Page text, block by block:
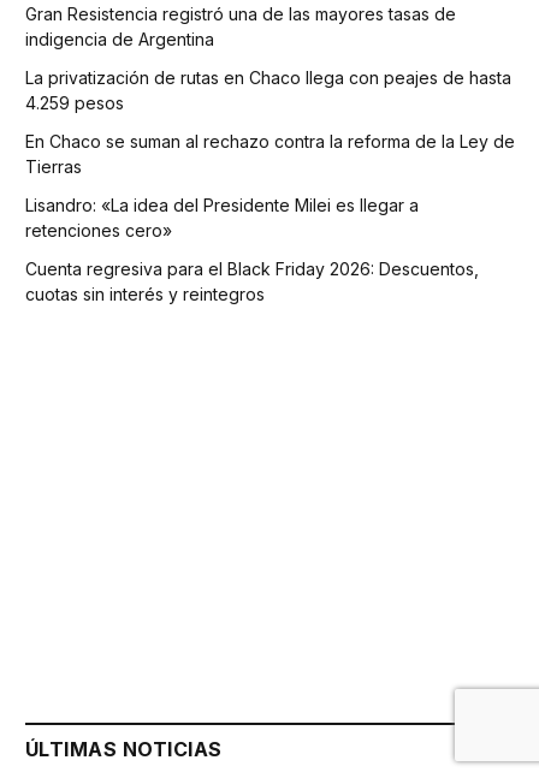
Gran Resistencia registró una de las mayores tasas de
indigencia de Argentina
La privatización de rutas en Chaco llega con peajes de hasta
4.259 pesos
En Chaco se suman al rechazo contra la reforma de la Ley de
Tierras
Lisandro: «La idea del Presidente Milei es llegar a
retenciones cero»
Cuenta regresiva para el Black Friday 2026: Descuentos,
cuotas sin interés y reintegros
ÚLTIMAS NOTICIAS